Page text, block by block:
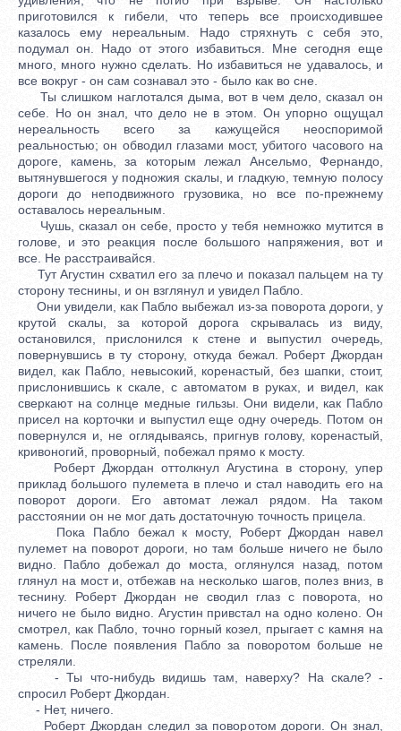
приготовился к гибели, что теперь все происходившее
казалось ему нереальным. Надо стряхнуть с себя это,
подумал он. Надо от этого избавиться. Мне сегодня еще
много, много нужно сделать. Но избавиться не удавалось, и
все вокруг - он сам сознавал это - было как во сне.
Ты слишком наглотался дыма, вот в чем дело, сказал он
себе. Но он знал, что дело не в этом. Он упорно ощущал
нереальность всего за кажущейся неоспоримой
реальностью; он обводил глазами мост, убитого часового на
дороге, камень, за которым лежал Ансельмо, Фернандо,
вытянувшегося у подножия скалы, и гладкую, темную полосу
дороги до неподвижного грузовика, но все по-прежнему
оставалось нереальным.
Чушь, сказал он себе, просто у тебя немножко мутится в
голове, и это реакция после большого напряжения, вот и
все. Не расстраивайся.
Тут Агустин схватил его за плечо и показал пальцем на ту
сторону теснины, и он взглянул и увидел Пабло.
Они увидели, как Пабло выбежал из-за поворота дороги, у
крутой скалы, за которой дорога скрывалась из виду,
остановился, прислонился к стене и выпустил очередь,
повернувшись в ту сторону, откуда бежал. Роберт Джордан
видел, как Пабло, невысокий, коренастый, без шапки, стоит,
прислонившись к скале, с автоматом в руках, и видел, как
сверкают на солнце медные гильзы. Они видели, как Пабло
присел на корточки и выпустил еще одну очередь. Потом он
повернулся и, не оглядываясь, пригнув голову, коренастый,
кривоногий, проворный, побежал прямо к мосту.
Роберт Джордан оттолкнул Агустина в сторону, упер
приклад большого пулемета в плечо и стал наводить его на
поворот дороги. Его автомат лежал рядом. На таком
расстоянии он не мог дать достаточную точность прицела.
Пока Пабло бежал к мосту, Роберт Джордан навел
пулемет на поворот дороги, но там больше ничего не было
видно. Пабло добежал до моста, оглянулся назад, потом
глянул на мост и, отбежав на несколько шагов, полез вниз, в
теснину. Роберт Джордан не сводил глаз с поворота, но
ничего не было видно. Агустин привстал на одно колено. Он
смотрел, как Пабло, точно горный козел, прыгает с камня на
камень. После появления Пабло за поворотом больше не
стреляли.
- Ты что-нибудь видишь там, наверху? На скале? -
спросил Роберт Джордан.
- Нет, ничего.
Роберт Джордан следил за поворотом дороги. Он знал,